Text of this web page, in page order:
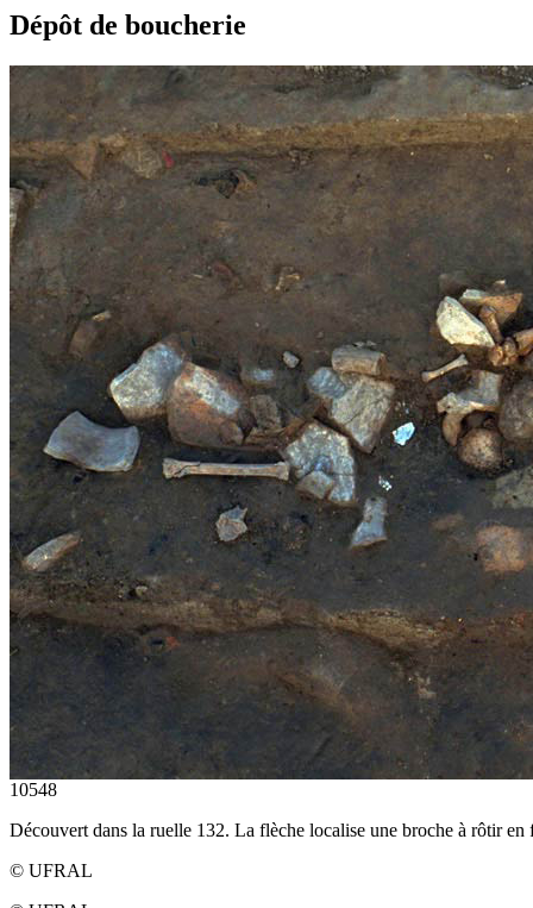
Dépôt de boucherie
10548
Découvert dans la ruelle 132. La flèche localise une broche à rôtir en
© UFRAL